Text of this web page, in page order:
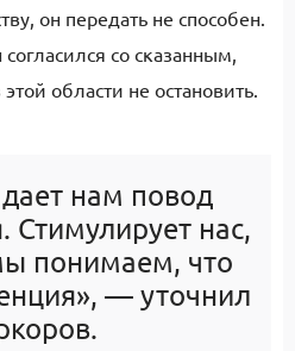
он передать не способен.
со сказанным,
области не остановить.
нам повод
Стимулирует нас,
понимаем, что
— уточнил